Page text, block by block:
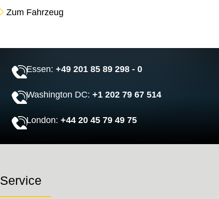
Zum Fahrzeug
Essen:+49 201 85 89 298 - 0
Washington DC:+1 202 79 67 514
London:+44 20 45 79 49 75
Service